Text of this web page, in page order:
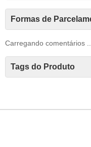
Formas de
Carregando comentários ...
Tags do Produto